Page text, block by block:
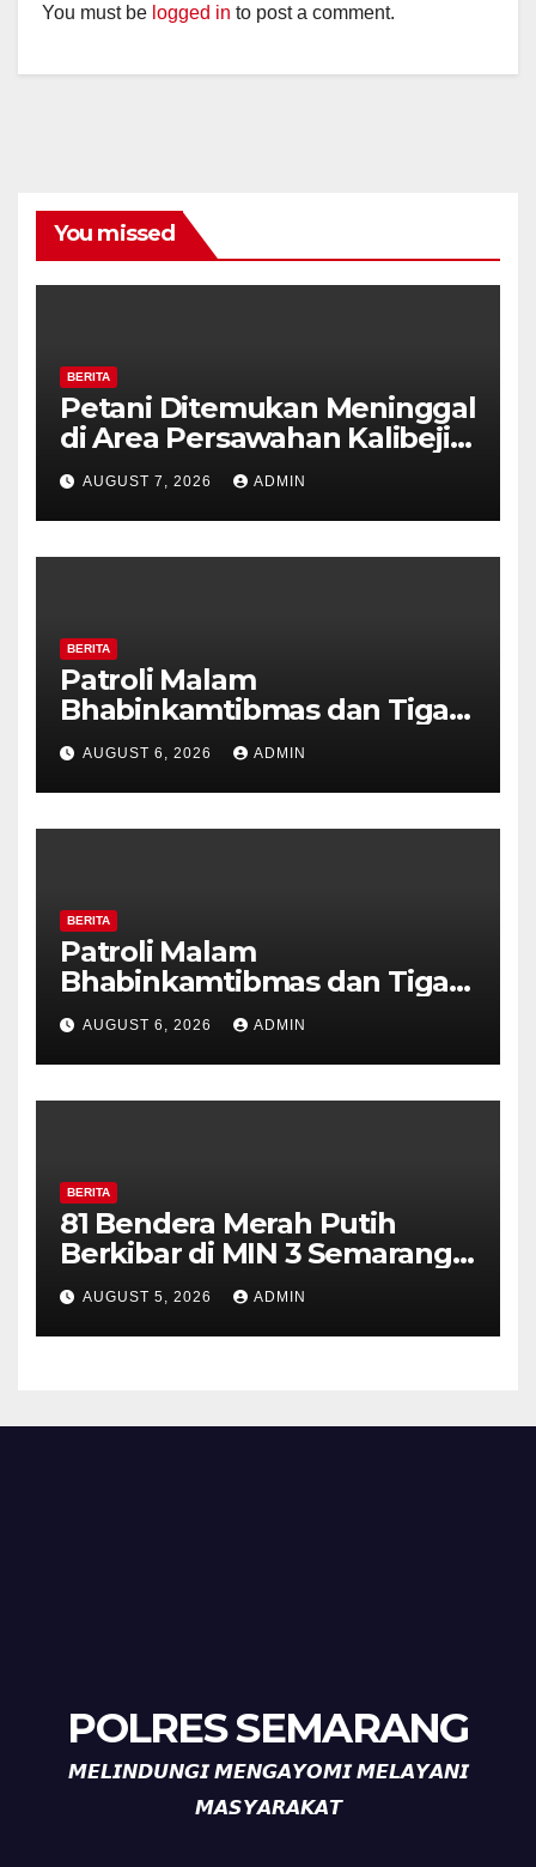
You must be logged in to post a comment.
You missed
BERITA
Petani Ditemukan Meninggal
di Area Persawahan Kalibeji,
Polisi Pastikan Tidak Ada
Tanda Kekerasan
AUGUST 7, 2026 ADMIN
BERITA
Patroli Malam
Bhabinkamtibmas dan Tiga
Pilar Kelurahan Ungaran
Perkuat Kamtibmas, Warga
Diajak Aktifkan Ronda
AUGUST 6, 2026 ADMIN
BERITA
Patroli Malam
Bhabinkamtibmas dan Tiga
Pilar Kelurahan Ungaran
Perkuat Kamtibmas, Warga
Diajak Aktifkan Ronda
AUGUST 6, 2026 ADMIN
BERITA
81 Bendera Merah Putih
Berkibar di MIN 3 Semarang,
Bhabinkamtibmas Desa
Timpik Hadiri Peringatan
HUT ke-81 Kemerdekaan RI
AUGUST 5, 2026 ADMIN
POLRES SEMARANG
𝙈𝙀𝙇𝙄𝙉𝘿𝙐𝙉𝙂𝙄 𝙈𝙀𝙉𝙂𝘼𝙔𝙊𝙈𝙄 𝙈𝙀𝙇𝘼𝙔𝘼𝙉𝙄
𝙈𝘼𝙎𝙔𝘼𝙍𝘼𝙆𝘼𝙏